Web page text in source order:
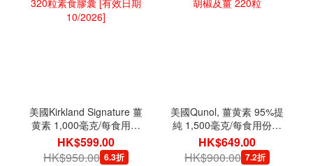
美國Kirkland Signature 薑
黄素 1,000毫克/每食用份
期 10/2026]
HK$599.00
HK$950.00 6.3折
美國Qunol, 薑黄素 95%提
純 1,500毫克/每食用份量
+黑胡椒及薑 220粒
HK$649.00
HK$900.00 7.2折